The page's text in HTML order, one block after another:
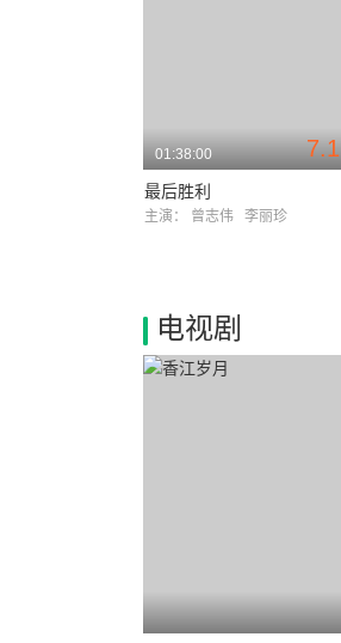
7.1
01:38:00
最后胜利
主演： 曾志伟 李丽珍
电视剧